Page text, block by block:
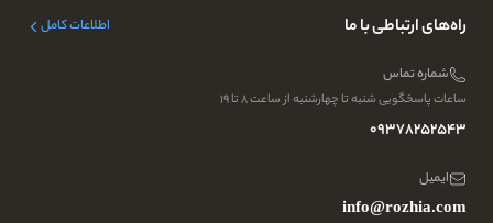
راه‌های ارتباطی با ما اطلاعات کامل
شماره تماس
ساعات پاسخگویی شنبه تا چهارشنبه از ساعت ۸ تا ۱۹
09378252543
ایمیل
info@rozhia.com